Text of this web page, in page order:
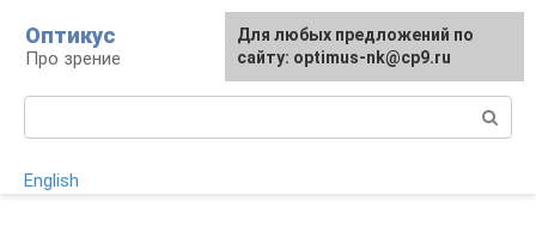
контенту
Оптикус
Про зрение
English
Для любых предложений по
сайту: optimus-nk@cp9.ru